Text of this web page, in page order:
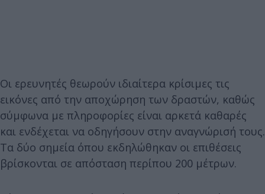
Οι ερευνητές θεωρούν ιδιαίτερα κρίσιμες τις
εικόνες από την αποχώρηση των δραστών, καθώς
σύμφωνα με πληροφορίες είναι αρκετά καθαρές
και ενδέχεται να οδηγήσουν στην αναγνώρισή τους.
Τα δύο σημεία όπου εκδηλώθηκαν οι επιθέσεις
βρίσκονται σε απόσταση περίπου 200 μέτρων.